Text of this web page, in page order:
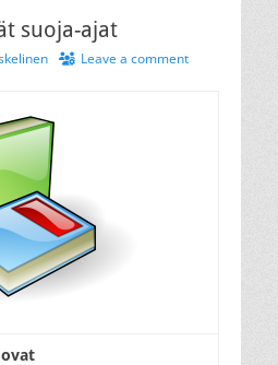
suoja-ajat
Leave a comment